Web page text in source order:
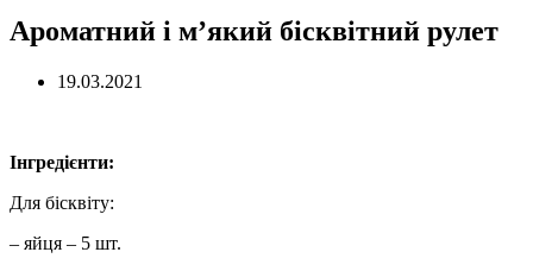
Ароматний і м’який бісквітний рулет
19.03.2021
Інгредієнти:
Для бісквіту:
– яйця – 5 шт.